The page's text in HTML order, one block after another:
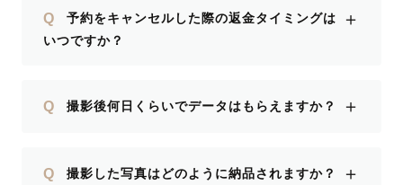
Q
予約をキャンセルした際の返金タイミングは
いつですか？
＋
Q 撮影後何日くらいでデータはもらえますか？ ＋
Q 撮影した写真はどのように納品されますか？ ＋